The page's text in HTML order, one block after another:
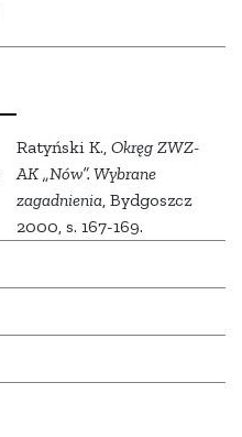
Ratyński K., Okręg ZWZ-
AK „Nów”. Wybrane
zagadnienia, Bydgoszcz
2000, s. 167-169.